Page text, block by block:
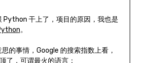
Python 干上了，项目的原因，我也是
。
的事情，Google 的搜索指数上看，
了，可谓最火的语言：